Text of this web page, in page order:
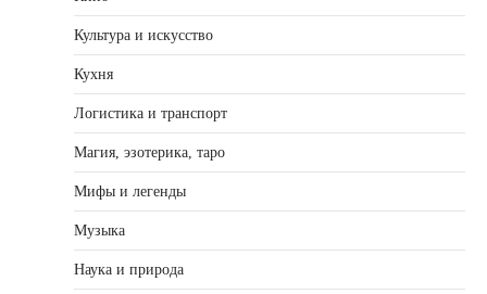
Культура и искусство
Кухня
Логистика и транспорт
Магия, эзотерика, таро
Мифы и легенды
Музыка
Наука и природа